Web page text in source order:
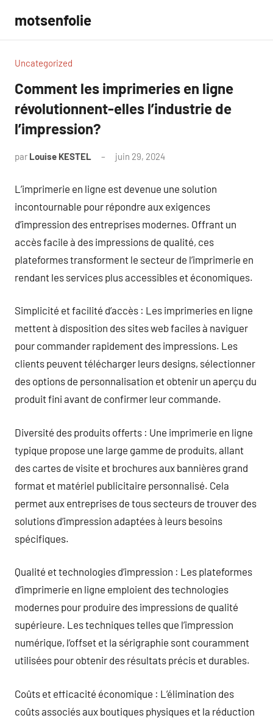
contenu
motsenfolie
Uncategorized
Comment les imprimeries en ligne
révolutionnent-elles l’industrie de
l’impression?
par Louise KESTEL juin 29, 2024
L’imprimerie en ligne est devenue une solution
incontournable pour répondre aux exigences
d’impression des entreprises modernes. Offrant un
accès facile à des impressions de qualité, ces
plateformes transforment le secteur de l’imprimerie en
rendant les services plus accessibles et économiques.
Simplicité et facilité d’accès : Les imprimeries en ligne
mettent à disposition des sites web faciles à naviguer
pour commander rapidement des impressions. Les
clients peuvent télécharger leurs designs, sélectionner
des options de personnalisation et obtenir un aperçu du
produit fini avant de confirmer leur commande.
Diversité des produits offerts : Une imprimerie en ligne
typique propose une large gamme de produits, allant
des cartes de visite et brochures aux bannières grand
format et matériel publicitaire personnalisé. Cela
permet aux entreprises de tous secteurs de trouver des
solutions d’impression adaptées à leurs besoins
spécifiques.
Qualité et technologies d’impression : Les plateformes
d’imprimerie en ligne emploient des technologies
modernes pour produire des impressions de qualité
supérieure. Les techniques telles que l’impression
numérique, l’offset et la sérigraphie sont couramment
utilisées pour obtenir des résultats précis et durables.
Coûts et efficacité économique : L’élimination des
coûts associés aux boutiques physiques et la réduction